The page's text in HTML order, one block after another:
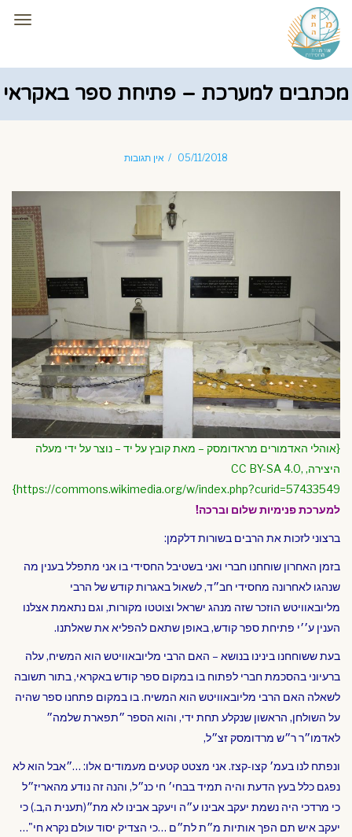
מכתבים למערכת – פתיחת ספר באקראי
05/11/2018 אין תגובות
{אוהלי האדמורים מראדומסק – מאת קובץ על יד – נוצר על ידי מעלה
היצירה, CC BY-SA 4.0,
https://commons.wikimedia.org/w/index.php?curid=57433549}
למערכת פנימיות שלום וברכה!
ברצוני לזכות את הרבים בשורות דלקמן:
בזמן האחרון שוחחנו חברי ואני בשטיבל החסידי בו אני מתפלל בענין מה
שנהגו לאחרונה מחסידי חב״ד, לשאול באגרות קודש של הרבי
מליובאוויטש הוזכר שזה מנהג ישראל וצוטטו מקורות, וגם נתאמת אצלנו
הענין ע׳׳י פתיחת ספר קודש, באופן שתאם להפליא את שאלתנו.
בעת ששוחחנו בינינו בנושא – האם הרבי מליובאוויטש הוא המשיח, עלה
ברעיוני בהסכמת חברי לפתוח בו במקום ספר קודש באקראי, בתור תשובה
לשאלה האם הרבי מליובאוויטש הוא המשיח. בו במקום פתחנו ספר שהיה
על השולחן, הראשון שנקלע תחת ידי, והוא הספר ״תפארת שלמה״
לאדמו״ר ר״ש מרדומסק זצ״ל,
ונפתח לנו בעמ׳ קצו-קצז. אני מצטט קטעים מעמודים אלו: …״אבל הוא לא
נפגם כלל בעץ הדעת והיה תמיד בבחי׳ חי כנ״ל, והנה זה נודע מהאריז״ל
כי מרדכי היה נשמת יעקב אבינו ע״ה ויעקב אבינו לא מת״(תענית ה,ב.) כי
יעקב איש תם הפך אותיות מ״ת לת״ם …כי הצדיק יסוד עולם נקרא חי"…